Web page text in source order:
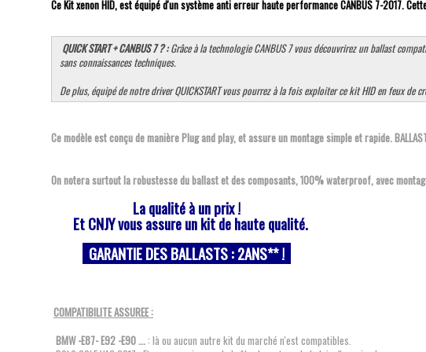
Ce Kit xenon HID, est équipé d'un système anti erreur haute performance CANBUS 7-2017.
QUICK START + CANBUS 7 ? :Grâce à la technologie CANBUS 7 vous découvrirez un ballast
sans connaissances techniques.
De plus, équipé de notre driver QUICKSTART vous pourrez à la fois exploiter ce kit HID en feux
Ce modèle est conçu de manière Plug and play, et assure un montage simple et rapide.
On notera surtout la robustesse du ballast et des composants, 100% waterproof, avec
La qualité à un prix !
Et CNJY vous assure un kit de haute qualité.
GARANTIE DES BALLASTS : 2ANS** !
COMPATIBILITE ASSUREE :
BMW -E87- E92 -E90 ...: là ou aucun autre kit du marché n'est compatibles.